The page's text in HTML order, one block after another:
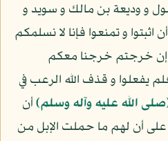
و وديعة بن مالك و سويد و
اثبتوا و تمنعوا فإنا لا نسلمكم
إن خرجتم خرجنا معكم
يفعلوا و قذف الله الرعب في
الله عليه وآله وسلم)أن
أن لهم ما حملت الإبل من